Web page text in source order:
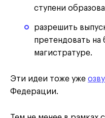
ступени
разрешить
претендовать
магистратуре.
Эти идеи тоже уже
Федерации.